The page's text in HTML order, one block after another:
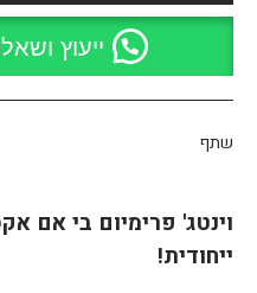
ייעוץ
שתף
וינטג' פרימיום בי אם
ייחודית!